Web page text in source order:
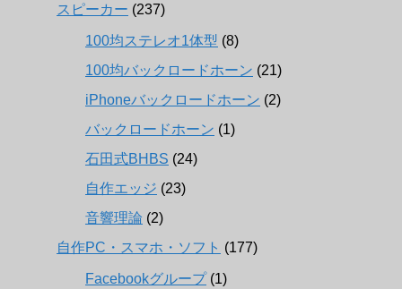
スピーカー (237)
100均ステレオ1体型 (8)
100均バックロードホーン (21)
iPhoneバックロードホーン (2)
バックロードホーン (1)
石田式BHBS (24)
自作エッジ (23)
音響理論 (2)
自作PC・スマホ・ソフト (177)
Facebookグループ(1)